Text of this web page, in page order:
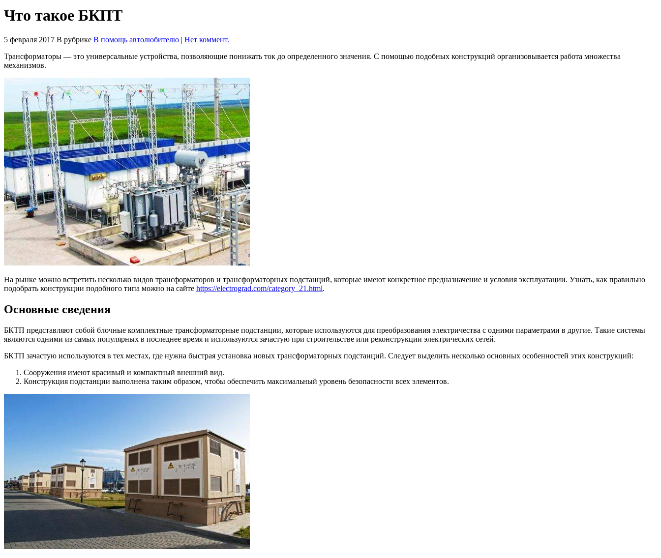
Что такое БКПТ
5 февраля 2017 В рубрике В помощь автолюбителю | Нет коммент.
Трансформаторы — это универсальные устройства, позволяющие понижать ток до определенного значения. С помощью подобных конструкций организовывается работа множества
механизмов.
На рынке можно встретить несколько видов трансформаторов и трансформаторных подстанций, которые имеют конкретное предназначение и условия эксплуатации. Узнать, как правильно
подобрать конструкции подобного типа можно на сайте https://electrograd.com/category_21.html.
Основные сведения
БКТП представляют собой блочные комплектные трансформаторные подстанции, которые используются для преобразования электричества с одними параметрами в другие. Такие системы
являются одними из самых популярных в последнее время и используются зачастую при строительстве или реконструкции электрических сетей.
БКТП зачастую используются в тех местах, где нужна быстрая установка новых трансформаторных подстанций. Следует выделить несколько основных особенностей этих конструкций:
Сооружения имеют красивый и компактный внешний вид.
Конструкция подстанции выполнена таким образом, чтобы обеспечить максимальный уровень безопасности всех элементов.